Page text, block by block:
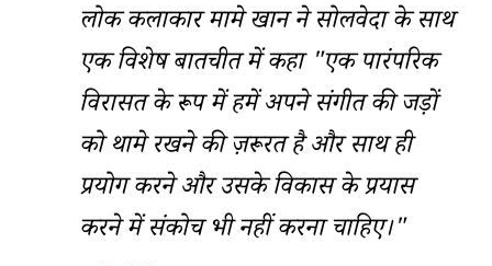
लोक कलाकार मामे खान ने सोलवेदा के साथ
एक विशेष बातचीत में कहा "एक पारंपरिक
विरासत के रूप में हमें अपने संगीत की जड़ों
को थामे रखने की ज़रूरत है और साथ ही
प्रयोग करने और उसके विकास के प्रयास
करने में संकोच भी नहीं करना चाहिए।"